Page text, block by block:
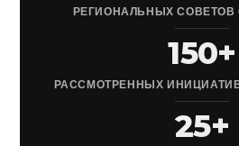
РЕГИОНАЛЬНЫХ СОВЕТОВ
150+
РАССМОТРЕННЫХ
25+